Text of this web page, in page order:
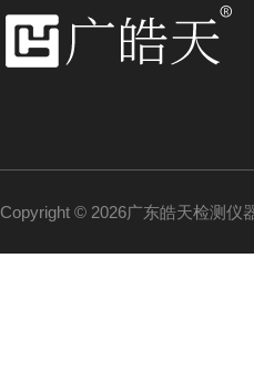
Copyright © 2026广东皓天检测